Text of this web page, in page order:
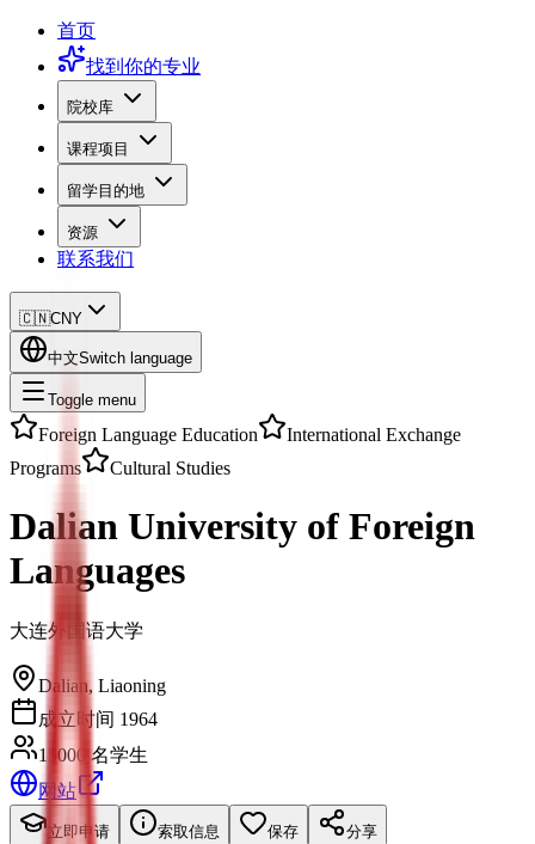
首页
找到你的专业
院校库
课程项目
留学目的地
资源
联系我们
🇨🇳CNY
中文Switch language
Toggle menu
Foreign Language Education
International Exchange
Programs
Cultural Studies
Dalian University of Foreign
Languages
大连外国语大学
Dalian, Liaoning
成立时间 1964
15000 名学生
网站
立即申请 索取信息 保存 分享